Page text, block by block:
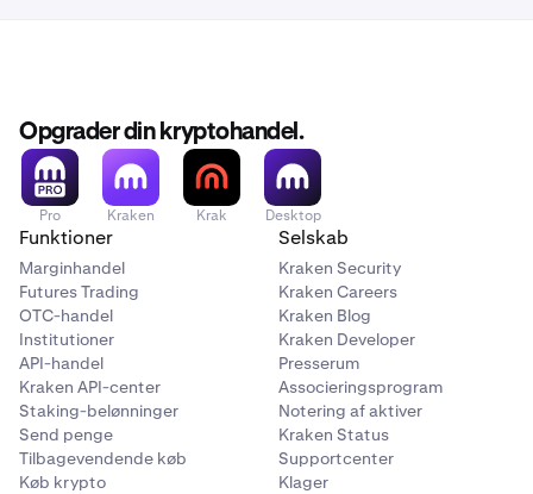
Opgrader din kryptohandel.
Pro Kraken Krak Desktop
Funktioner
Marginhandel
Futures Trading
OTC-handel
Institutioner
API-handel
Kraken API-center
Staking-belønninger
Send penge
Tilbagevendende køb
Køb krypto
Selskab
Kraken Security
Kraken Careers
Kraken Blog
Kraken Developer
Presserum
Associeringsprogram
Notering af aktiver
Kraken Status
Supportcenter
Klager